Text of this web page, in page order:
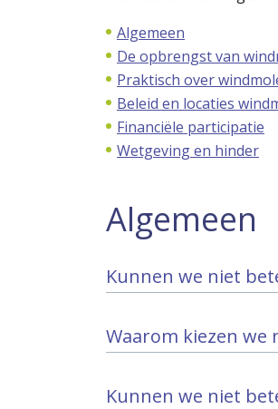
Algemeen
De opbrengst van
Praktisch over
Beleid en locaties
Financiële participatie
Wetgeving en hinder
Algemeen
Kunnen we niet
Waarom kiezen
Kunnen we niet